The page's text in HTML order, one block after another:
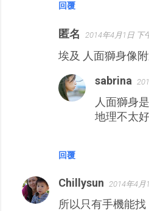
回覆
匿名 2014年4月1日 下
埃及 人面獅身像
回覆
sabrina
人面獅身
地理不太
Chillysun 2014年4月
所以只有手機能